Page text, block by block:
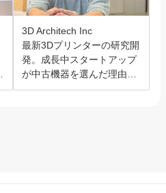
3D Architech Inc
最新3Dプリンターの研究開
発。成長中スタートアップ
が中古機器を選んだ理由と
は？